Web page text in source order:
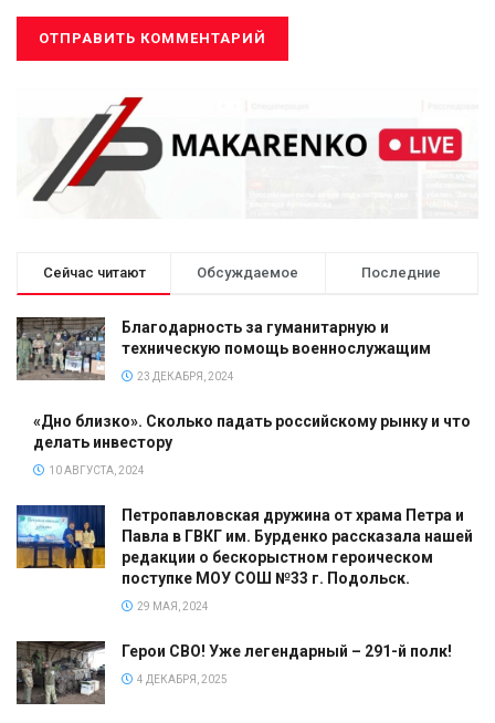
Сейчас читают Обсуждаемое Последние
Благодарность за гуманитарную и
техническую помощь военнослужащим
23 ДЕКАБРЯ, 2024
«Дно близко». Сколько падать российскому рынку и что
делать инвестору
10 АВГУСТА, 2024
Петропавловская дружина от храма Петра и
Павла в ГВКГ им. Бурденко рассказала нашей
редакции о бескорыстном героическом
поступке МОУ СОШ №33 г. Подольск.
29 МАЯ, 2024
Герои СВО! Уже легендарный – 291-й полк!
4 ДЕКАБРЯ, 2025